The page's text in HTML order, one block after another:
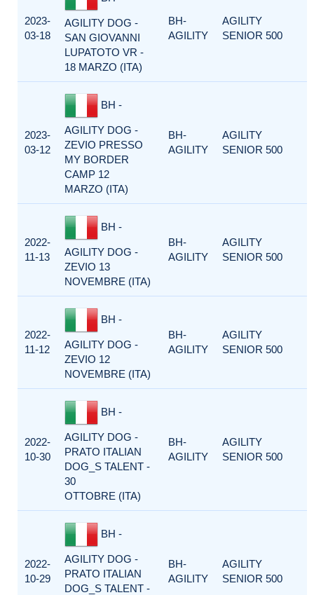
2023-
03-18
AGILITY DOG -
SAN GIOVANNI
LUPATOTO VR -
18 MARZO (ITA)
BH-
AGILITY
AGILITY
SENIOR 500
2023-
03-12
BH -
AGILITY DOG -
ZEVIO PRESSO
MY BORDER
CAMP 12
MARZO (ITA)
BH-
AGILITY
AGILITY
SENIOR 500
2022-
11-13
BH -
AGILITY DOG -
ZEVIO 13
NOVEMBRE (ITA)
BH-
AGILITY
AGILITY
SENIOR 500
2022-
11-12
BH -
AGILITY DOG -
ZEVIO 12
NOVEMBRE (ITA)
BH-
AGILITY
AGILITY
SENIOR 500
2022-
10-30
BH -
AGILITY DOG -
PRATO ITALIAN
DOG_S TALENT -
30
OTTOBRE (ITA)
BH-
AGILITY
AGILITY
SENIOR 500
2022-
10-29
BH -
AGILITY DOG -
PRATO ITALIAN
DOG_S TALENT -
BH-
AGILITY
AGILITY
SENIOR 500